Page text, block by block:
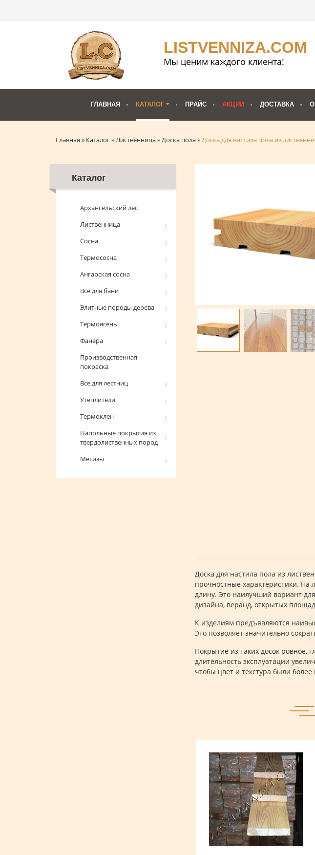
LISTVENNIZA.COM
Мы ценим каждого клиента!
ГЛАВНАЯ КАТАЛОГ ПРАЙС АКЦИИ ДОСТАВКА
Главная » Каталог»Лиственница»Доска пола»Доска для настила пола из
Доска для настила пола из
прочностные характеристики.
длину. Это наилучший вариант
дизайна, веранд, открытых
К изделиям предъявляются
Это позволяет значительно
Покрытие из таких досок ровное,
длительность эксплуатации
чтобы цвет и текстура были
Каталог
Архангельский лес
Лиственница
Сосна
Термососна
Ангарская сосна
Все для бани
Элитные породы дерева
Термоясень
Фанера
Производственная
покраска
Все для лестниц
Утеплители
Термоклен
Напольные покрытия из
твердолиственных пород
Метизы